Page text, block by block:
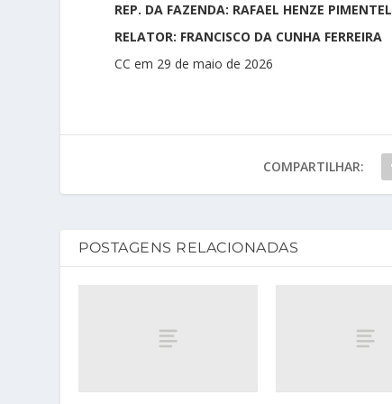
REP. DA FAZENDA: RAFAEL HENZE PIMENTEL
RELATOR: FRANCISCO DA CUNHA FERREIRA
CC em 29 de maio de 2026
COMPARTILHAR:
POSTAGENS RELACIONADAS